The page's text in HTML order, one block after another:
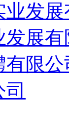
发
展
有限公